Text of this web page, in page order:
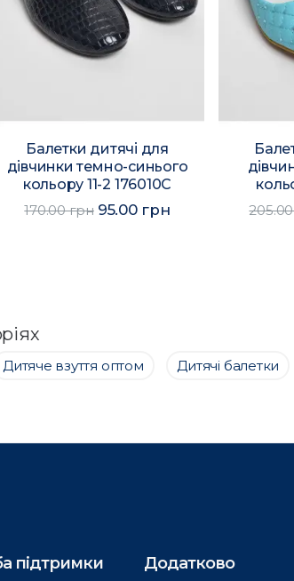
Балетки дитячі для
дівчинки темно-синього
кольору 11-2 176010C
170.00 грн 95.00 грн
Дитяче взуття оптом Дитячі балетки
підтримки Додатково